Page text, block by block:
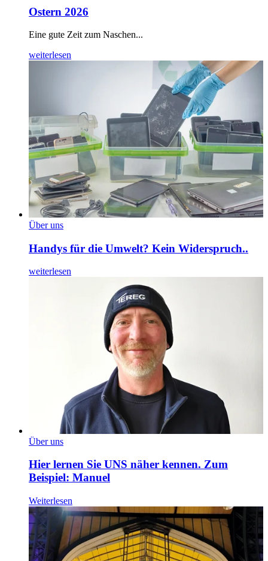
Ostern 2026
Eine gute Zeit zum Naschen...
weiterlesen
Über uns
Handys für die Umwelt? Kein Widerspruch..
weiterlesen
Über uns
Hier lernen Sie UNS näher kennen. Zum
Beispiel: Manuel
Weiterlesen